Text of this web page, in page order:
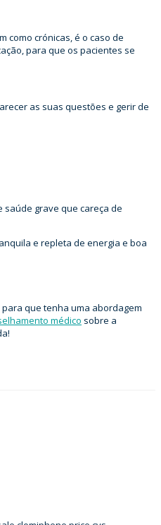
como crónicas, é o caso de
para que os pacientes se
as suas questões e gerir de
grave que careça de
e repleta de energia e boa
que tenha uma abordagem
médico sobre a